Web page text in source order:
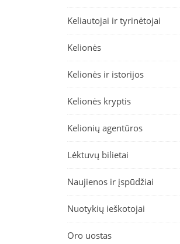
Keliautojai ir tyrinėtojai
Kelionės
Kelionės ir istorijos
Kelionės kryptis
Kelionių agentūros
Lėktuvų bilietai
Naujienos ir įspūdžiai
Nuotykių ieškotojai
Oro uostas